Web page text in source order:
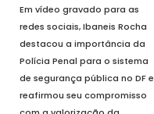
Em vídeo gravado para as
redes sociais, Ibaneis Rocha
destacou a importância da
Polícia Penal para o sistema
de segurança pública no DF e
reafirmou seu compromisso